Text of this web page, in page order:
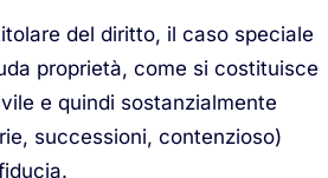
del diritto, il caso speciale
proprietà, come si costituisce
e quindi sostanzialmente
successioni, contenzioso)